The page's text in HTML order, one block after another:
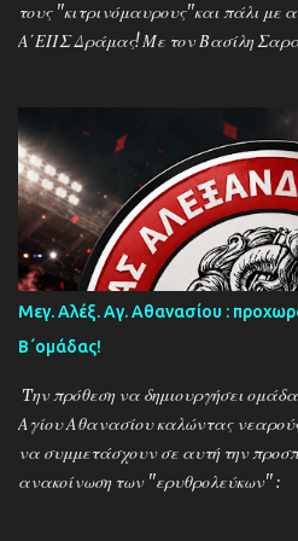
τους ''κιτρινόμαυρους''και πάλι με
Α΄ΕΠΣ Δράμας! Με τον Βασίλη
δυναμική των ''κιτρινόμαυρων''!
απο τις προπονήσεις της δραμινής
''Ο'' που βρέθηκε στο γήπεδο του
κάνουν οι κ.κ. Σαρακασίδης Βασίλης
Χρόνης (τεχνικός διευθυντής) και
Βουτσινάς και Ηλίας Σταμπουλής!
Μεγ. Αλέξ. Αγ. Αθανασίου :
Β΄ομάδας!
Tην πρόθεση να δημιουργήσει
Αγίου Αθανασίου καλώντας
να συμμετάσχουν σε αυτή την
ανακοίνωση των ''ερυθρολεύκων'' :